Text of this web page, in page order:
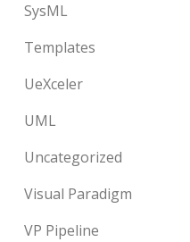
SysML
Templates
UeXceler
UML
Uncategorized
Visual Paradigm
VP Pipeline